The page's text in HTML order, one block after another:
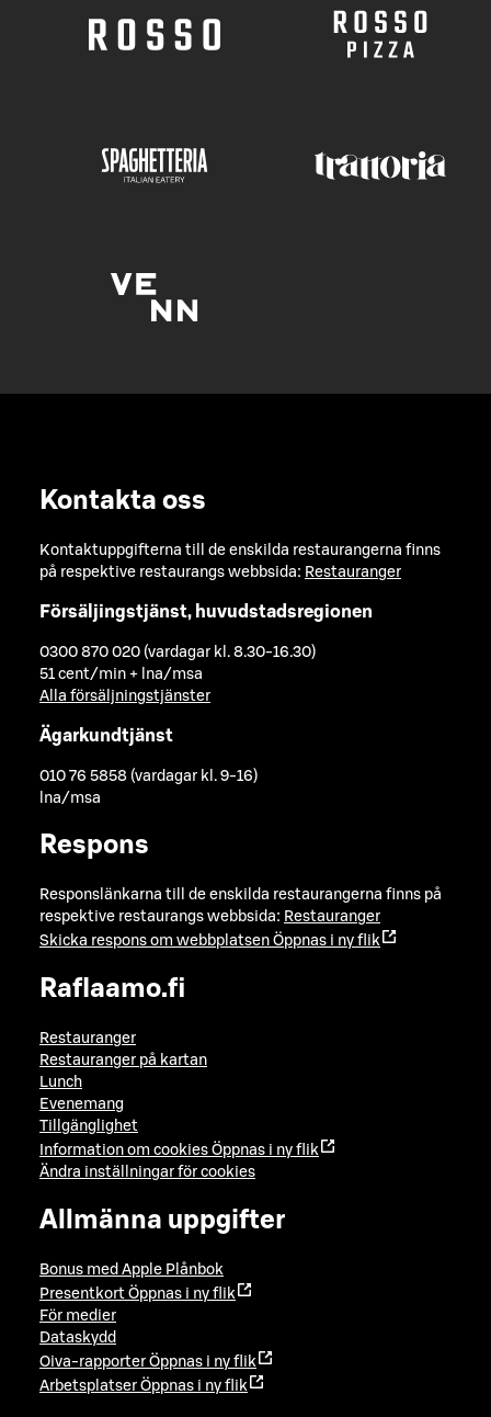
Kontakta oss
Kontaktuppgifterna till de enskilda restaurangerna finns
på respektive restaurangs webbsida: Restauranger
Försäljingstjänst, huvudstadsregionen
0300 870 020 (vardagar kl. 8.30-16.30)
51 cent/min + lna/msa
Alla försäljningstjänster
Ägarkundtjänst
010 76 5858 (vardagar kl. 9-16)
lna/msa
Respons
Responslänkarna till de enskilda restaurangerna finns på
respektive restaurangs webbsida: Restauranger
Skicka respons om webbplatsen Öppnas i ny flik
Raflaamo.fi
Restauranger
Restauranger på kartan
Lunch
Evenemang
Tillgänglighet
Information om cookies Öppnas i ny flik
Ändra inställningar för cookies
Allmänna uppgifter
Bonus med Apple Plånbok
Presentkort Öppnas i ny flik
För medier
Dataskydd
Oiva-rapporter Öppnas i ny flik
Arbetsplatser Öppnas i ny flik